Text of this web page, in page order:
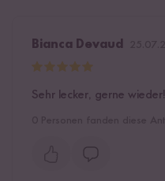
Bianca Devaud
Sehr lecker, gerne wieder!